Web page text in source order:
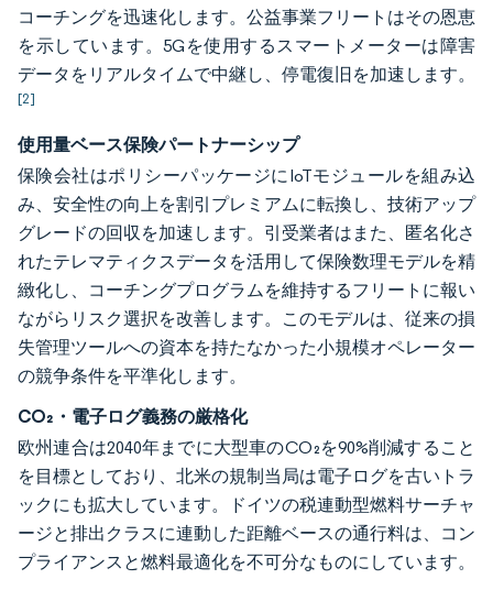
コーチングを迅速化します。公益事業フリートはその恩恵
を示しています。5Gを使用するスマートメーターは障害
データをリアルタイムで中継し、停電復旧を加速します。
[2]
使用量ベース保険パートナーシップ
保険会社はポリシーパッケージにIoTモジュールを組み込
み、安全性の向上を割引プレミアムに転換し、技術アップ
グレードの回収を加速します。引受業者はまた、匿名化さ
れたテレマティクスデータを活用して保険数理モデルを精
緻化し、コーチングプログラムを維持するフリートに報い
ながらリスク選択を改善します。このモデルは、従来の損
失管理ツールへの資本を持たなかった小規模オペレーター
の競争条件を平準化します。
CO₂・電子ログ義務の厳格化
欧州連合は2040年までに大型車のCO₂を90%削減すること
を目標としており、北米の規制当局は電子ログを古いトラ
ックにも拡大しています。ドイツの税連動型燃料サーチャ
ージと排出クラスに連動した距離ベースの通行料は、コン
プライアンスと燃料最適化を不可分なものにしています。